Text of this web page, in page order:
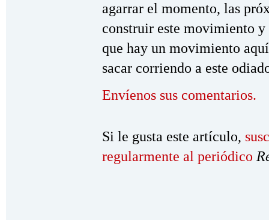
agarrar el momento, las
construir este movimiento
que hay un movimiento
sacar corriendo a este
Envíenos sus comentarios.
Si le gusta este artículo,
regularmente al periódico